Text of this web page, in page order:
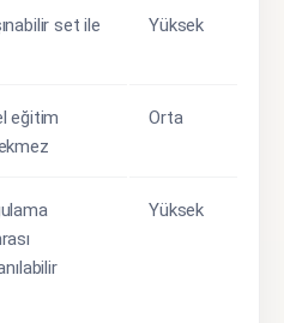
set ile Yüksek
eğitim
Orta
Yüksek